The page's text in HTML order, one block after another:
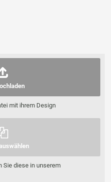
mit ihrem Design
Sie diese in unserem